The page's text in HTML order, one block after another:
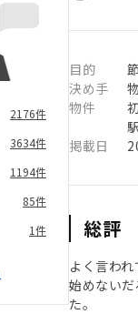
2176件
3634件
1194件
85件
1件
目的
決め手
物件
掲載日
総評
よく言わ
始めない
た。